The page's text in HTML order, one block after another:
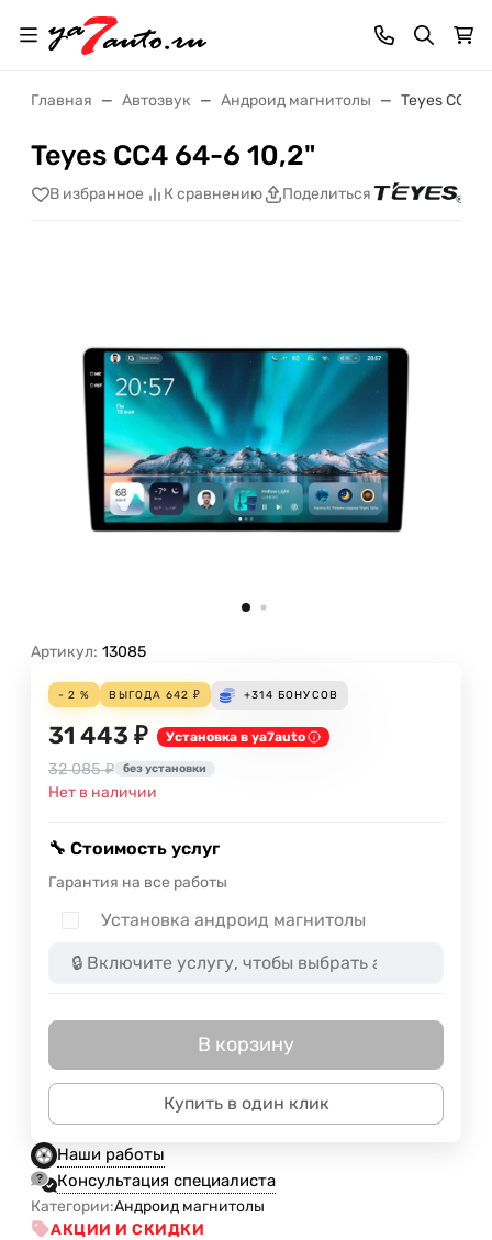
Главная Автозвук Андроид магнитолы Teyes CC4
Teyes CC4 64-6 10,2"
В избранное К сравнению Поделиться
Артикул: 13085
- 2 % ВЫГОДА 642 ₽ +314 БОНУСОВ
31 443 ₽ Установка в ya7auto
32 085 ₽ без установки
Нет в наличии
🔧 Стоимость услуг
Гарантия на все работы
Установка андроид магнитолы
В корзину
Купить в один клик
Наши работы
Консультация специалиста
Категории:Андроид магнитолы
АКЦИИ И СКИДКИ